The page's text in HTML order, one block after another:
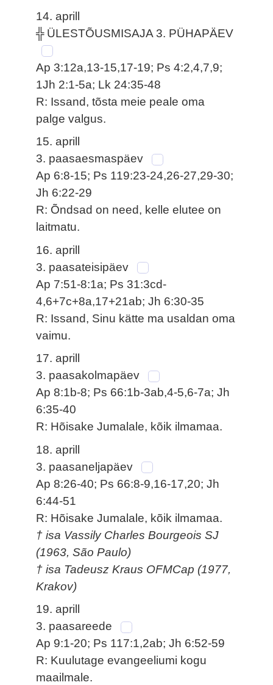
14. aprill
╬ ÜLESTÕUSMISAJA 3. PÜHAPÄEV
Ap 3:12a,13-15,17-19; Ps 4:2,4,7,9;
1Jh 2:1-5a; Lk 24:35-48
R: Issand, tõsta meie peale oma
palge valgus.
15. aprill
3. paasaesmaspäev
Ap 6:8-15; Ps 119:23-24,26-27,29-30;
Jh 6:22-29
R: Õndsad on need, kelle elutee on
laitmatu.
16. aprill
3. paasateisipäev
Ap 7:51-8:1a; Ps 31:3cd-
4,6+7c+8a,17+21ab; Jh 6:30-35
R: Issand, Sinu kätte ma usaldan oma
vaimu.
17. aprill
3. paasakolmapäev
Ap 8:1b-8; Ps 66:1b-3ab,4-5,6-7a; Jh
6:35-40
R: Hõisake Jumalale, kõik ilmamaa.
18. aprill
3. paasaneljapäev
Ap 8:26-40; Ps 66:8-9,16-17,20; Jh
6:44-51
R: Hõisake Jumalale, kõik ilmamaa.
† isa Vassily Charles Bourgeois SJ
(1963, São Paulo)
† isa Tadeusz Kraus OFMCap (1977,
Krakov)
19. aprill
3. paasareede
Ap 9:1-20; Ps 117:1,2ab; Jh 6:52-59
R: Kuulutage evangeeliumi kogu
maailmale.